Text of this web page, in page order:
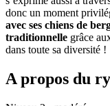
donc un moment
avec ses chiens de
traditionnelle grâce
dans toute sa diversité !
A propos du